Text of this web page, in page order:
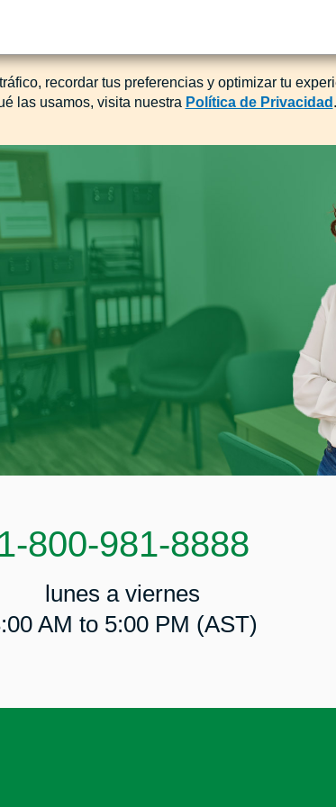
recordar tus preferencias y optimizar tu
las usamos, visita nuestra Política de Privacidad .
1-800-981-8888
lunes a viernes
AM to 5:00 PM (AST)